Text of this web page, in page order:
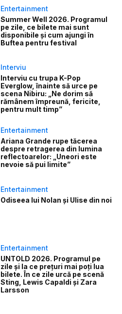
Entertainment
Summer Well 2026. Programul
pe zile, ce bilete mai sunt
disponibile și cum ajungi în
Buftea pentru festival
Interviu
Interviu cu trupa K-Pop
Everglow, înainte să urce pe
scena Nibiru: „Ne dorim să
rămânem împreună, fericite,
pentru mult timp”
Entertainment
Ariana Grande rupe tăcerea
despre retragerea din lumina
reflectoarelor: „Uneori este
nevoie să pui limite”
Entertainment
Odiseea lui Nolan și Ulise din noi
Entertainment
UNTOLD 2026. Programul pe
zile și la ce prețuri mai poți lua
bilete. În ce zile urcă pe scenă
Sting, Lewis Capaldi și Zara
Larsson